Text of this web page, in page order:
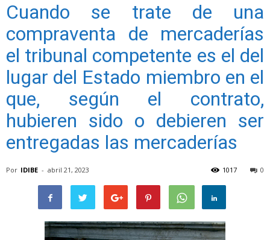
Cuando se trate de una
compraventa de mercaderías
el tribunal competente es el del
lugar del Estado miembro en el
que, según el contrato,
hubieren sido o debieren ser
entregadas las mercaderías
Por IDIBE - abril 21, 2023 0
1017